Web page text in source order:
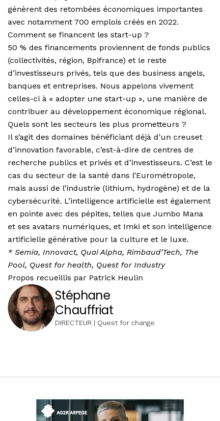
génèrent des retombées économiques importantes
avec notamment 700 emplois créés en 2022.
Comment se financent les start-up ?
50 % des financements proviennent de fonds publics
(collectivités, région, Bpifrance) et le reste
d’investisseurs privés, tels que des business angels,
banques et entreprises. Nous appelons vivement
celles-ci à « adopter une start-up », une manière de
contribuer au développement économique régional.
Quels sont les secteurs les plus prometteurs ?
Il s’agit des domaines bénéficiant déjà d’un creuset
d’innovation favorable, c’est-à-dire de centres de
recherche publics et privés et d’investisseurs. C’est le
cas du secteur de la santé dans l’Eurométropole,
mais aussi de l’industrie (lithium, hydrogène) et de la
cybersécurité. L’intelligence artificielle est également
en pointe avec des pépites, telles que Jumbo Mana
et ses avatars numériques, et Imki et son intelligence
artificielle générative pour la culture et le luxe.
* Semia, Innovact, Quai Alpha, Rimbaud’Tech, The
Pool, Quest for health, Quest for Industry
Propos recueillis par Patrick Heulin
Stéphane
Chauffriat
DIRECTEUR | Quest for change